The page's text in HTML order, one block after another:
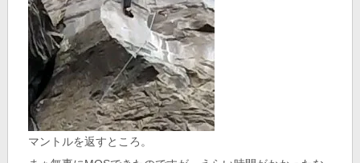
マントルを返すところ。